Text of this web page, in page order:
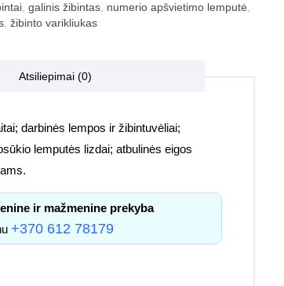
galinis žibintas numerio apšvietimo lemputė
žibinto varikliukas
Atsiliepimai (0)
darbinės lempos ir žibintuvėliai;
lemputės lizdai; atbulinės eigos
ir mažmenine prekyba
+370 612 78179